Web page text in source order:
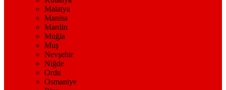
Malatya
Manisa
Mardin
Muğla
Muş
Nevşehir
Niğde
Ordu
Osmaniye